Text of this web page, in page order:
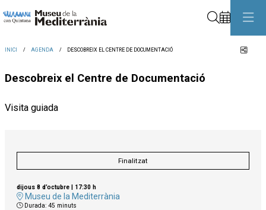
INICI AGENDA DESCOBREIX EL CENTRE DE DOCUMENTACIÓ
Descobreix el Centre de Documentació
Visita guiada
Finalitzat
dijous 8 d’octubre | 17:30 h
Museu de la Mediterrània
Durada: 45 minuts